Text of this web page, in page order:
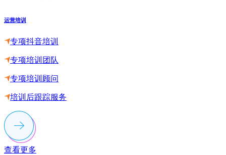
运营培训
专项抖音培训
专项培训团队
专项培训顾问
培训后跟踪服务
查看更多